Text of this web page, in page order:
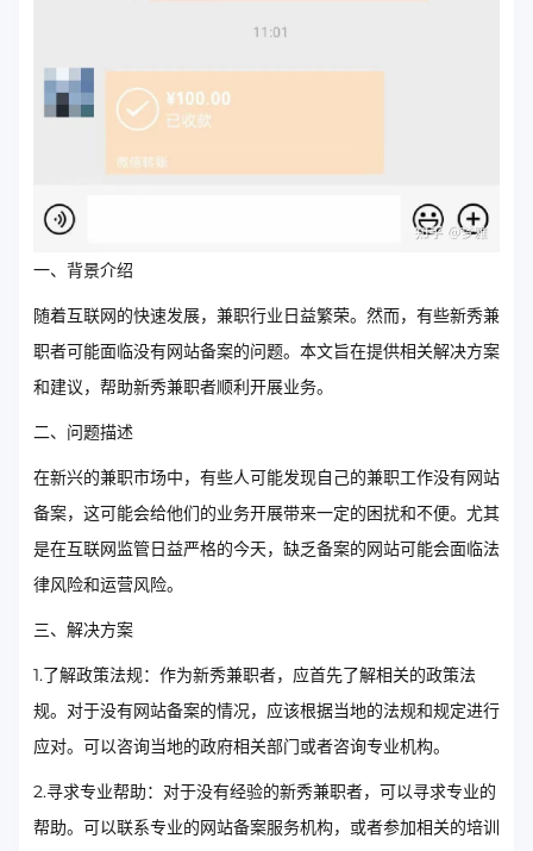
一、背景介绍
随着互联网的快速发展，兼职行业日益繁荣。然而，有些新秀兼
职者可能面临没有网站备案的问题。本文旨在提供相关解决方案
和建议，帮助新秀兼职者顺利开展业务。
二、问题描述
在新兴的兼职市场中，有些人可能发现自己的兼职工作没有网站
备案，这可能会给他们的业务开展带来一定的困扰和不便。尤其
是在互联网监管日益严格的今天，缺乏备案的网站可能会面临法
律风险和运营风险。
三、解决方案
1.了解政策法规：作为新秀兼职者，应首先了解相关的政策法
规。对于没有网站备案的情况，应该根据当地的法规和规定进行
应对。可以咨询当地的政府相关部门或者咨询专业机构。
2.寻求专业帮助：对于没有经验的新秀兼职者，可以寻求专业的
帮助。可以联系专业的网站备案服务机构，或者参加相关的培训